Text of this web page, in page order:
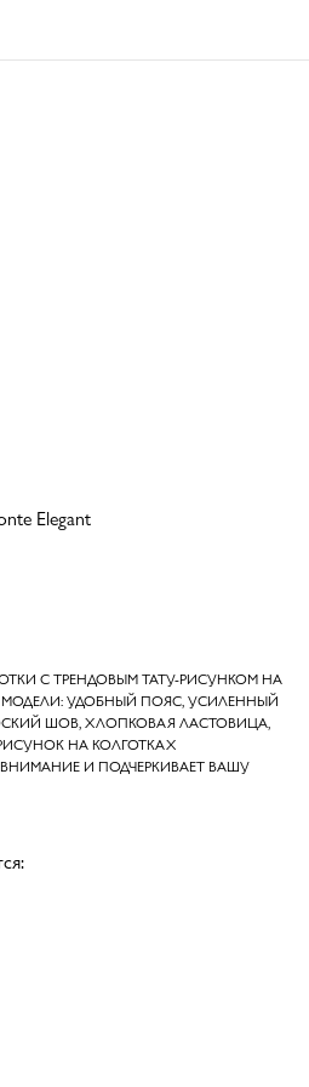
Elegant
С ТРЕНДОВЫМ ТАТУ-РИСУНКОМ НА
УДОБНЫЙ ПОЯС, УСИЛЕННЫЙ
ШОВ, ХЛОПКОВАЯ ЛАСТОВИЦА,
НА КОЛГОТКАХ
И ПОДЧЕРКИВАЕТ ВАШУ